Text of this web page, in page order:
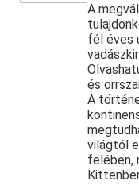
A
fél éves
és
A
világtól
felében,